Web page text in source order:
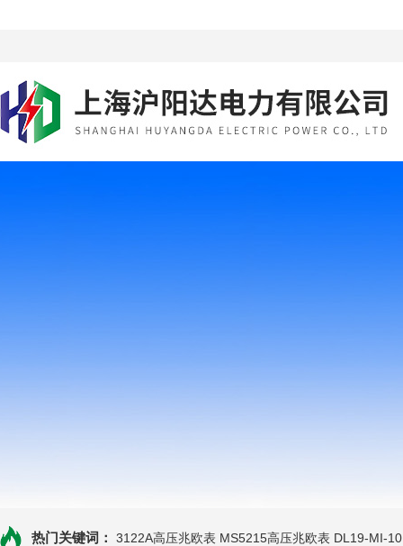
热门关键词： 3122A高压兆欧表 MS5215高压兆欧表 DL19-MI-